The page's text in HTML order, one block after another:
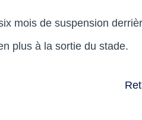
mois de suspension
plus à la sortie du stade.